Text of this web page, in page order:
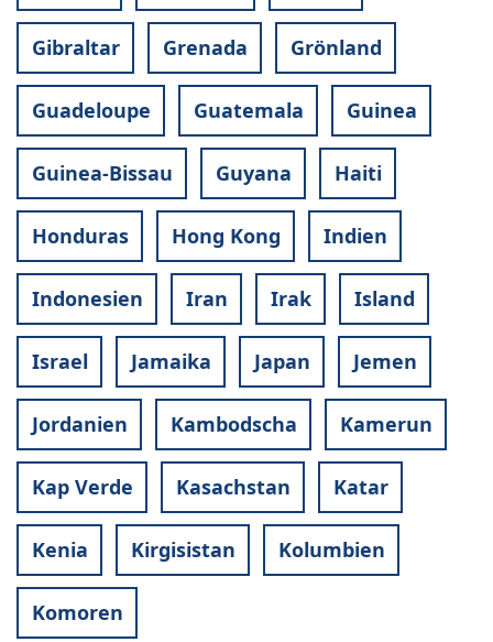
Gibraltar Grenada Grönland
Guadeloupe Guatemala Guinea
Guinea-Bissau Guyana Haiti
Honduras Hong Kong Indien
Indonesien Iran Irak Island
Israel Jamaika Japan Jemen
Jordanien Kambodscha Kamerun
Kap Verde Kasachstan Katar
Kenia Kirgisistan Kolumbien
Komoren